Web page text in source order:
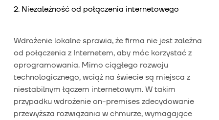
2. Niezależność od połączenia internetowego
Wdrożenie lokalne sprawia, że firma nie jest zależna
od połączenia z Internetem, aby móc korzystać z
oprogramowania. Mimo ciągłego rozwoju
technologicznego, wciąż na świecie są miejsca z
niestabilnym łączem internetowym. W takim
przypadku wdrożenie on-premises zdecydowanie
przewyższa rozwiązania w chmurze, wymagające